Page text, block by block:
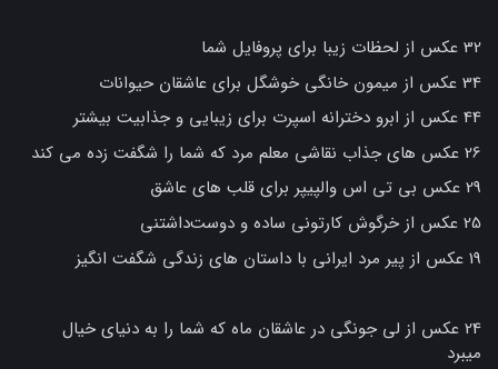
32 عکس از لحظات زیبا برای پروفایل شما
34 عکس از میمون خانگی خوشگل برای عاشقان حیوانات
44 عکس از ابرو دخترانه اسپرت برای زیبایی و جذابیت بیشتر
26 عکس های جذاب نقاشی معلم مرد که شما را شگفت زده می کند
29 عکس بی تی اس والپیپر برای قلب های عاشق
25 عکس از خرگوش کارتونی ساده و دوست‌داشتنی
19 عکس از پیر مرد ایرانی با داستان های زندگی شگفت انگیز
24 عکس از لی جونگی در عاشقان ماه که شما را به دنیای خیال
میبرد